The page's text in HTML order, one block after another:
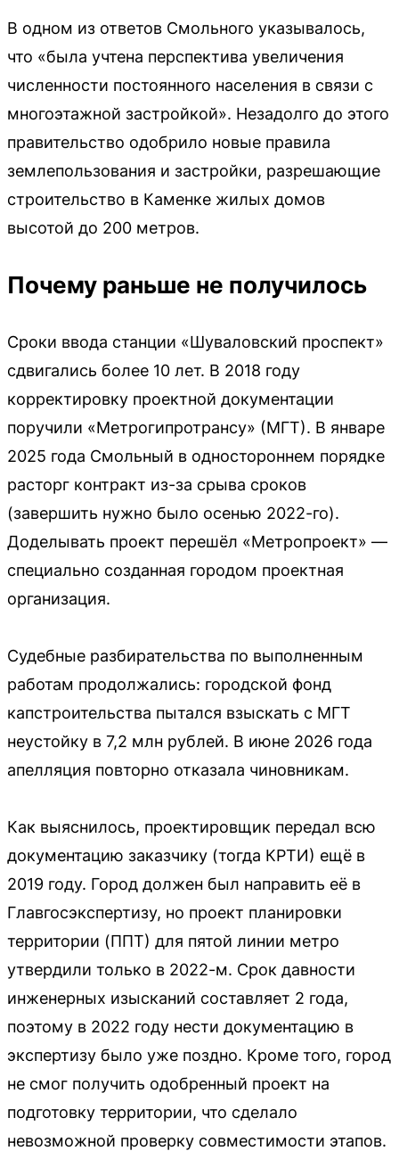
В одном из ответов Смольного указывалось,
что «была учтена перспектива увеличения
численности постоянного населения в связи с
многоэтажной застройкой». Незадолго до этого
правительство одобрило новые правила
землепользования и застройки, разрешающие
строительство в Каменке жилых домов
высотой до 200 метров.
Почему раньше не получилось
Сроки ввода станции «Шуваловский проспект»
сдвигались более 10 лет. В 2018 году
корректировку проектной документации
поручили «Метрогипротрансу» (МГТ). В январе
2025 года Смольный в одностороннем порядке
расторг контракт из-за срыва сроков
(завершить нужно было осенью 2022-го).
Доделывать проект перешёл «Метропроект» —
специально созданная городом проектная
организация.
Судебные разбирательства по выполненным
работам продолжались: городской фонд
капстроительства пытался взыскать с МГТ
неустойку в 7,2 млн рублей. В июне 2026 года
апелляция повторно отказала чиновникам.
Как выяснилось, проектировщик передал всю
документацию заказчику (тогда КРТИ) ещё в
2019 году. Город должен был направить её в
Главгосэкспертизу, но проект планировки
территории (ППТ) для пятой линии метро
утвердили только в 2022-м. Срок давности
инженерных изысканий составляет 2 года,
поэтому в 2022 году нести документацию в
экспертизу было уже поздно. Кроме того, город
не смог получить одобренный проект на
подготовку территории, что сделало
невозможной проверку совместимости этапов.